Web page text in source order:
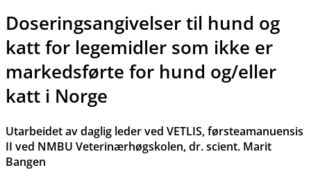
Doseringsangivelser til hund og
katt for legemidler som ikke er
markedsførte for hund og​/​eller
katt i Norge
Utarbeidet av daglig leder ved VETLIS, førsteamanuensis
II ved NMBU Veterinærhøgskolen, dr. scient. Marit
Bangen